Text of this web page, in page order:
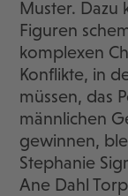
Muster. Dazu
Figuren
komplexen
Konflikte, in
müssen, das
männlichen
gewinnen,
Stephanie
Ane Dahl